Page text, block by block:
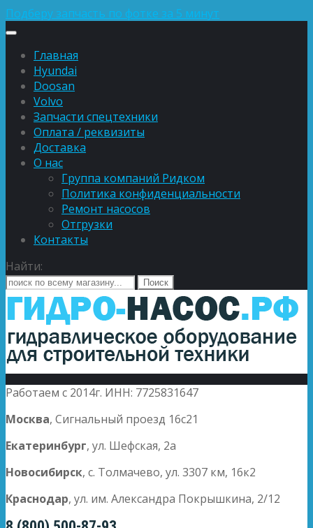
Подберу запчасть по фотке за 5 минут
Главная
Hyundai
Doosan
Volvo
Запчасти спецтехники
Оплата / реквизиты
Доставка
О нас
Группа компаний Ридком
Политика конфиденциальности
Ремонт насосов
Отгрузки
Контакты
Найти:
Работаем с 2014г. ИНН: 7725831647
Москва, Сигнальный проезд 16с21
Екатеринбург, ул. Шефская, 2а
Новосибирск, с. Толмачево, ул. 3307 км, 16к2
Краснодар, ул. им. Александра Покрышкина, 2/12